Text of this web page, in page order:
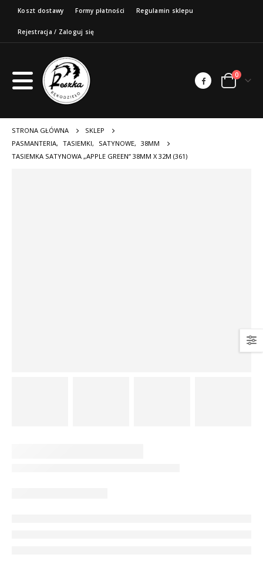
Koszt dostawy Formy płatności Regulamin sklepu
Rejestracja / Zaloguj się
0
STRONA GŁÓWNA
SKLEP
PASMANTERIA, TASIEMKI, SATYNOWE, 38MM
TASIEMKA SATYNOWA „APPLE GREEN” 38MM X 32M (361)